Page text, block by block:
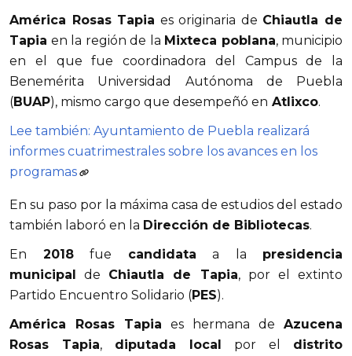
América Rosas Tapia es originaria de Chiautla de
Tapia en la región de la Mixteca poblana, municipio
en el que fue coordinadora del Campus de la
Benemérita Universidad Autónoma de Puebla
(BUAP), mismo cargo que desempeñó en Atlixco.
Lee también: Ayuntamiento de Puebla realizará
informes cuatrimestrales sobre los avances en los
programas
En su paso por la máxima casa de estudios del estado
también laboró en la Dirección de Bibliotecas.
En 2018fue candidata a la presidencia
municipal
de Chiautla de Tapia, por el extinto
Partido Encuentro Solidario (PES).
América Rosas Tapia es hermana de Azucena
Rosas Tapia, diputada local por el distrito